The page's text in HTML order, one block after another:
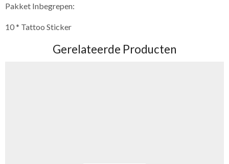
Pakket Inbegrepen:
10 * Tattoo Sticker
Gerelateerde Producten